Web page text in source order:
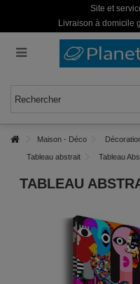
Site et
Livraison à domicile
Maison - Déco
Tableau abstrait Tableau
TABLEAU